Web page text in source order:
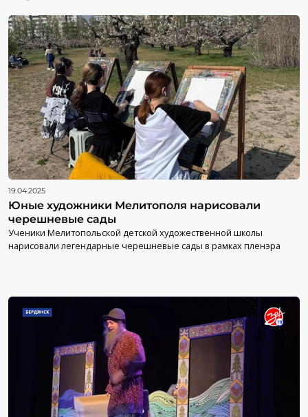
19.04.2025
Юные художники Мелитополя нарисовали
черешневые сады
Ученики Мелитопольской детской художественной школы
нарисовали легендарные черешневые сады в рамках пленэра